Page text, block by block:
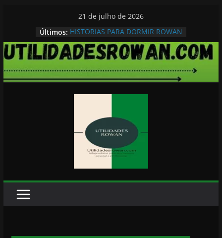
conteúdo
21 de julho de 2026
Últimos: HISTORIAS PARA DORMIR ROWAN